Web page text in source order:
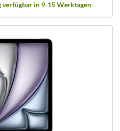
verfügbar in 9-15 Werktagen